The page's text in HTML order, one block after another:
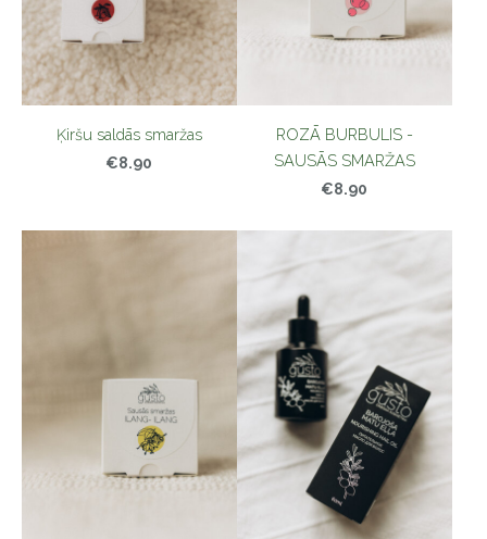
Ķiršu saldās smaržas
€8.90
ROZĀ BURBULIS -
SAUSĀS SMARŽAS
€8.90